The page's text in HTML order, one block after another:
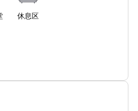
Pc7
休息区